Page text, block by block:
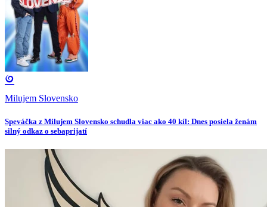
Milujem Slovensko
Speváčka z Milujem Slovensko schudla viac ako 40 kíl: Dnes posiela ženám
silný odkaz o sebaprijatí